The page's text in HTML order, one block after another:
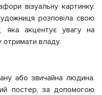
візуальну картинку.
розповіла свою
яка акцентує увагу на
отримати владу.
або звичайна людина.
постер, за допомогою